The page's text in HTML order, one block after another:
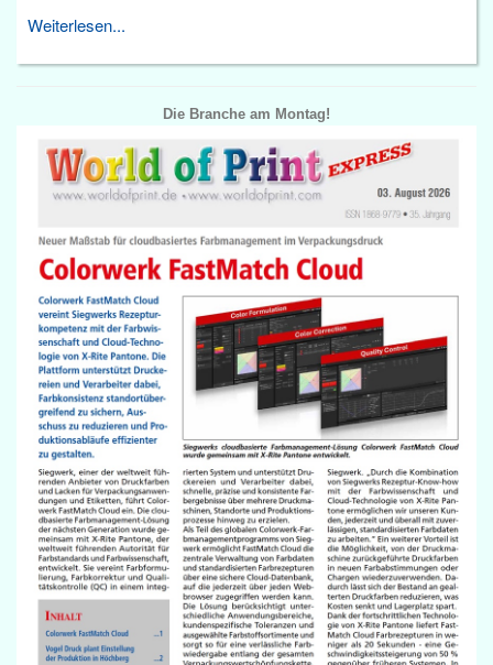
Weiterlesen...
Die Branche am Montag!